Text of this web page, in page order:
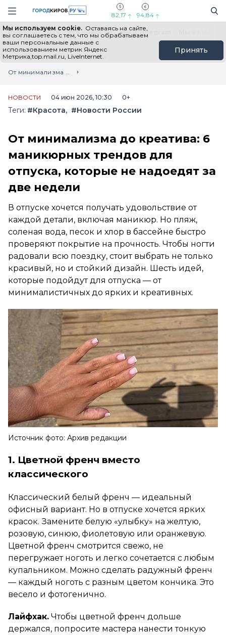
Навигация сайта
82,17 94,84
Мы используем cookie. Оставаясь на сайте,
вы соглашаетесь с тем, что мы обрабатываем
ваши персональные данные с
использованием метрик Яндекс
Метрика,top.mail.ru, LiveInternet.
Принять
Выборы - 2026 Все новости Мы в Telegram
Главная
Лента новостей
От минимализма до креатива: 6 маникюрных трендов для отпуска, которые не надоедят за две недели
НОВОСТИ 04 июн 2026, 10:30 0+
Теги: #Красота #Новости России
От минимализма до креатива: 6
маникюрных трендов для
отпуска, которые не надоедят за
две недели
В отпуске хочется получать удовольствие от
каждой детали, включая маникюр. Но пляж,
соленая вода, песок и хлор в бассейне быстро
проверяют покрытие на прочность. Чтобы ногти
радовали всю поездку, стоит выбрать не только
красивый, но и стойкий дизайн. Шесть идей,
которые подойдут для отпуска — от
минималистичных до ярких и креативных.
Источник фото: Архив редакции
1. Цветной френч вместо
классического
Классический белый френч — идеальный
офисный вариант. Но в отпуске хочется ярких
красок. Замените белую «улыбку» на желтую,
розовую, синюю, фиолетовую или оранжевую.
Цветной френч смотрится свежо, не
перегружает ноготь и легко сочетается с любым
купальником. Можно сделать радужный френч
— каждый ноготь с разным цветом кончика. Это
весело и фотогенично.
Лайфхак. Чтобы цветной френч дольше
держался, попросите мастера нанести тонкую